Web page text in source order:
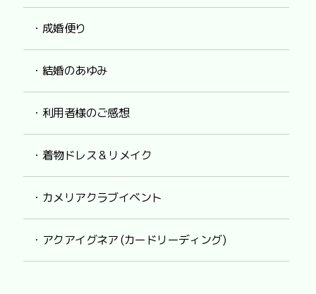
・成婚便り
・結婚のあゆみ
・利用者様のご感想
・着物ドレス & リメイク
・カメリアクラブイベント
・アクアイグネア (カードリーディング)